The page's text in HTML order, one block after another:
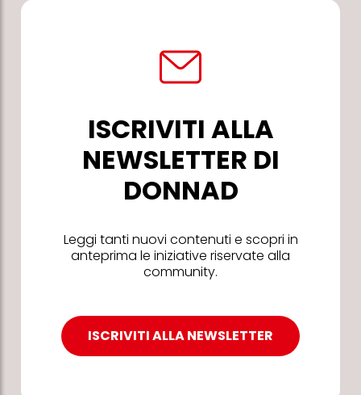
ISCRIVITI ALLA
NEWSLETTER DI
DONNAD
Leggi tanti nuovi contenuti e scopri in
anteprima le iniziative riservate alla
community.
ISCRIVITI ALLA NEWSLETTER